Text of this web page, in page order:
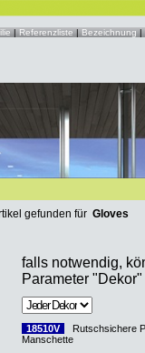
|Referenzliste|Bezeichnung|
gefunden für Gloves
falls notwendig,
Parameter
18510V
Rutschsichere
Manschette